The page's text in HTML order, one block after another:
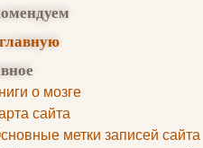
о мозге
сайта
метки записей сайта